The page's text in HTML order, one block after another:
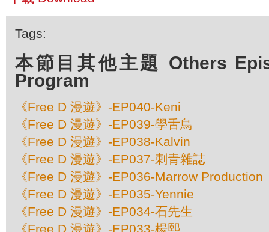
Tags:
本節目其他主題 Others
Program
《Free D 漫遊》-EP040-Keni
《Free D 漫遊》-EP039-學舌鳥
《Free D 漫遊》-EP038-Kalvin
《Free D 漫遊》-EP037-刺青雜誌
《Free D 漫遊》-EP036-Marrow Production
《Free D 漫遊》-EP035-Yennie
《Free D 漫遊》-EP034-石先生
《Free D 漫遊》-EP033-楊熙